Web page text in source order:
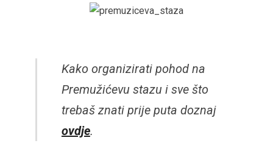
Kako organizirati pohod na
Premužićevu stazu i sve što
trebaš znati prije puta doznaj
ovdje.